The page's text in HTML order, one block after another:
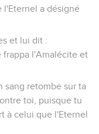
l'Eternel a désigné
et lui dit :
frappa l'Amalécite et
sang retombe sur ta
toi, puisque tu
à celui que l'Eternel